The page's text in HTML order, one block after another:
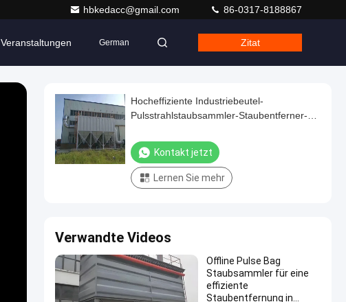
hbkedacc@gmail.com 86-0317-8188867
Veranstaltungen German Zitat
Hocheffiziente Industriebeutel-
Pulsstrahlstaubsammler-Staubentferner-
Kontakt jetzt
Lernen Sie mehr
Verwandte Videos
Offline Pulse Bag
Staubsammler für eine
effiziente
Staubentfernung in